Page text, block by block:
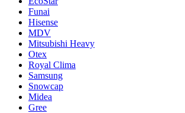
Funai
Hisense
MDV
Mitsubishi Heavy
Otex
Royal Clima
Samsung
Snowcap
Midea
Gree